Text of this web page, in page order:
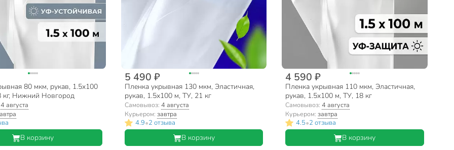
80 мкм, рукав, 1.5х100
кг, Нижний Новгород
4 августа
В корзину
5 490 ₽
Пленка укрывная 130 мкм, Эластичная,
рукав, 1.5х100 м, ТУ, 21 кг
Самовывоз: 4 августа
Курьером: завтра
4.9•2 отзыва
В корзину
4 590 ₽
Пленка укрывная 110 мкм, Эластичная,
рукав, 1.5х100 м, ТУ, 18 кг
Самовывоз:4 августа
Курьером:завтра
4.5•2 отзыва
В корзину